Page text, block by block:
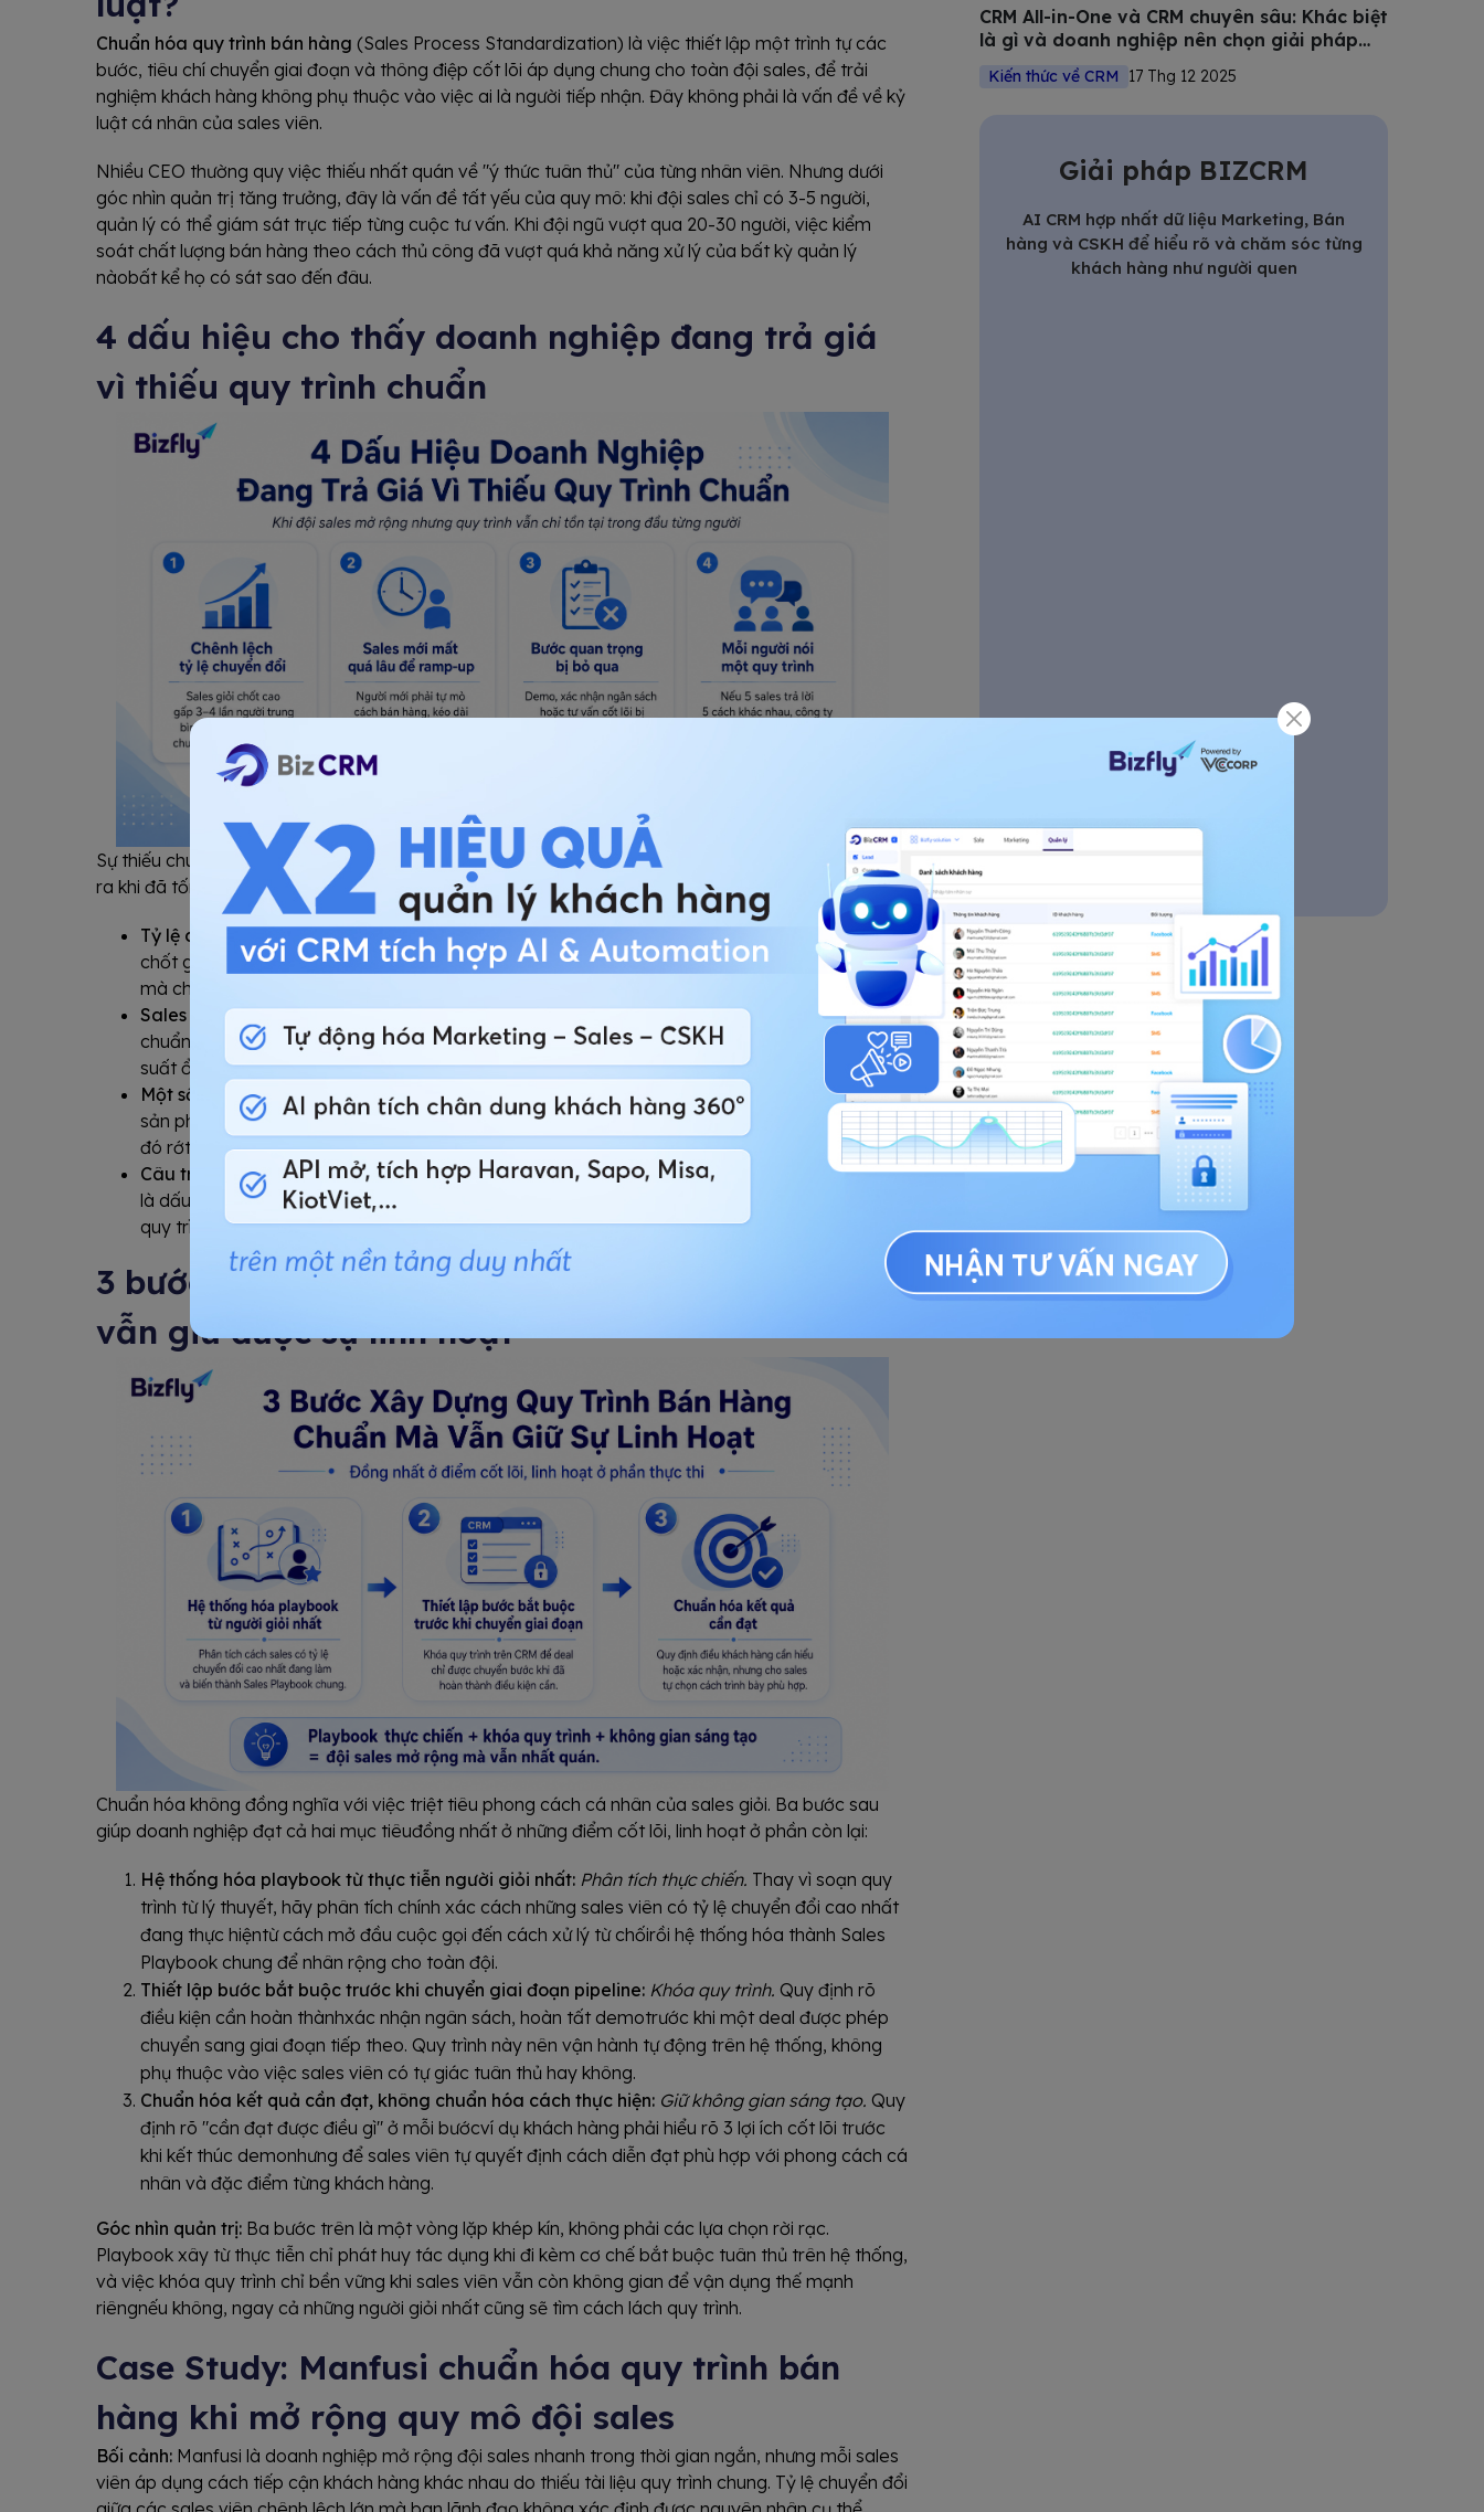
Chuẩn hóa quy trình bán hàng (Sales Process Standardization) là việc thiết lập một trình tự các
bước, tiêu chí chuyển giai đoạn và thông điệp cốt lõi áp dụng chung cho toàn đội sales, để trải
nghiệm khách hàng không phụ thuộc vào việc ai là người tiếp nhận. Đây không phải là vấn đề về kỷ
luật cá nhân của sales viên.
Nhiều CEO thường quy việc thiếu nhất quán về "ý thức tuân thủ" của từng nhân viên. Nhưng dưới
góc nhìn quản trị tăng trưởng, đây là vấn đề tất yếu của quy mô: khi đội sales chỉ có 3-5 người,
quản lý có thể giám sát trực tiếp từng cuộc tư vấn. Khi đội ngũ vượt qua 20-30 người, việc kiểm
soát chất lượng bán hàng theo cách thủ công đã vượt quá khả năng xử lý của bất kỳ quản lý
nàobất kể họ có sát sao đến đâu.
4 dấu hiệu cho thấy doanh nghiệp đang trả giá
vì thiếu quy trình chuẩn
Sự thiếu chuẩn hóa không gây thiệt hại ngay lập tức và rõ ràng, nên nhiều doanh nghiệp chỉ nhận
ra khi đã tốn kém đáng kể. Bốn dấu hiệu sau cho thấy hệ thống quy trình đang ở mức báo động:
Tỷ lệ chuyển đổi giữa các sales viên chênh lệch đến mức khó giải thích:
nếu người giỏi nhất
chốt gấp 3-4 lần người trung bình, nhiều khả năng họ đang áp dụng một quy trình hiệu quả
mà chưa ai hệ thống hóa để chia sẻ.
Sales mới mất hàng tháng chỉ để "tự mò" ra cách bán hàng:không có tài liệu quy trình
chuẩn nghĩa là mỗi người mới phải tái tạo lại kinh nghiệm từ đầu, kéo dài thời gian đạt năng
suất ổn định (Ramp-up Time) một cách không cần thiết.
Một số bước quan trọng bị bỏ qua tùy hứng:
bước xác nhận ngân sách hoặc bước demo
sản phẩm bị lược bỏ nếu sales viên cảm thấy "không cần thiết", và hệ quả chỉ lộ ra khi deal
đó rớt ở giai đoạn cuối.
Câu trả lời cho "quy trình bán hàng của chúng ta là gì" khác nhau tùy người được hỏi:đây
là dấu hiệu rõ ràng nhấtnếu 5 sales viên trả lời 5 cách khác nhau, công ty đang vận hành 5
quy trình song song, không phải một.
3 bước xây dựng quy trình bán hàng chuẩn mà
vẫn giữ được sự linh hoạt
Chuẩn hóa không đồng nghĩa với việc triệt tiêu phong cách cá nhân của sales giỏi. Ba bước sau
giúp doanh nghiệp đạt cả hai mục tiêuđồng nhất ở những điểm cốt lõi, linh hoạt ở phần còn lại:
Hệ thống hóa playbook từ thực tiễn người giỏi nhất: Phân tích thực chiến. Thay vì soạn quy
trình từ lý thuyết, hãy phân tích chính xác cách những sales viên có tỷ lệ chuyển đổi cao nhất
đang thực hiệntừ cách mở đầu cuộc gọi đến cách xử lý từ chốirồi hệ thống hóa thành Sales
Playbook chung để nhân rộng cho toàn đội.
Thiết lập bước bắt buộc trước khi chuyển giai đoạn pipeline: Khóa quy trình. Quy định rõ
điều kiện cần hoàn thànhxác nhận ngân sách, hoàn tất demotrước khi một deal được phép
chuyển sang giai đoạn tiếp theo. Quy trình này nên vận hành tự động trên hệ thống, không
phụ thuộc vào việc sales viên có tự giác tuân thủ hay không.
Chuẩn hóa kết quả cần đạt, không chuẩn hóa cách thực hiện: Giữ không gian sáng tạo. Quy
định rõ "cần đạt được điều gì" ở mỗi bướcví dụ khách hàng phải hiểu rõ 3 lợi ích cốt lõi trước
khi kết thúc demonhưng để sales viên tự quyết định cách diễn đạt phù hợp với phong cách cá
nhân và đặc điểm từng khách hàng.
Góc nhìn quản trị: Ba bước trên là một vòng lặp khép kín, không phải các lựa chọn rời rạc.
Playbook xây từ thực tiễn chỉ phát huy tác dụng khi đi kèm cơ chế bắt buộc tuân thủ trên hệ thống,
và việc khóa quy trình chỉ bền vững khi sales viên vẫn còn không gian để vận dụng thế mạnh
riêngnếu không, ngay cả những người giỏi nhất cũng sẽ tìm cách lách quy trình.
Case Study: Manfusi chuẩn hóa quy trình bán
hàng khi mở rộng quy mô đội sales
Bối cảnh: Manfusi là doanh nghiệp mở rộng đội sales nhanh trong thời gian ngắn, nhưng mỗi sales
viên áp dụng cách tiếp cận khách hàng khác nhau do thiếu tài liệu quy trình chung. Tỷ lệ chuyển đổi
CRM All-in-One và CRM chuyên sâu: Khác biệt
là gì và doanh nghiệp nên chọn giải pháp
nào?
Kiến thức về CRM 17 Thg 12 2025
Giải pháp BIZCRM
AI CRM hợp nhất dữ liệu Marketing, Bán
hàng và CSKH để hiểu rõ và chăm sóc từng
khách hàng như người quen